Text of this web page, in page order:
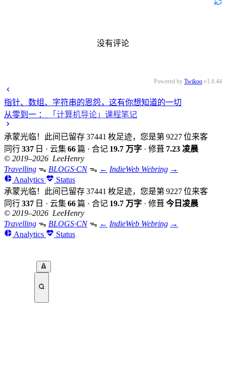
没有评论
Powered by Twikoo v1.6.44
指针、数组、字符串的恩怨，这有你想知道的一切
从零到一 ： 「计算机导论」课程笔记
承蒙光临！此间已留存37441 枚足迹，您是第9227位来客
同行337 日 · 云集66篇 · 合记 19.7 万字 · 修葺 7.23 凌晨
© 2019–2026 LeeHenry
Travelling ᯓ BLOGS·CN ᯓ ← IndieWeb Webring →
Analytics
Status
承蒙光临！此间已留存37441 枚足迹，您是第9227位来客
同行337 日 · 云集66篇 · 合记 19.7 万字 · 修葺 今日凌晨
© 2019–2026 LeeHenry
Travelling ᯓ BLOGS·CN ᯓ ← IndieWeb Webring →
Analytics
Status